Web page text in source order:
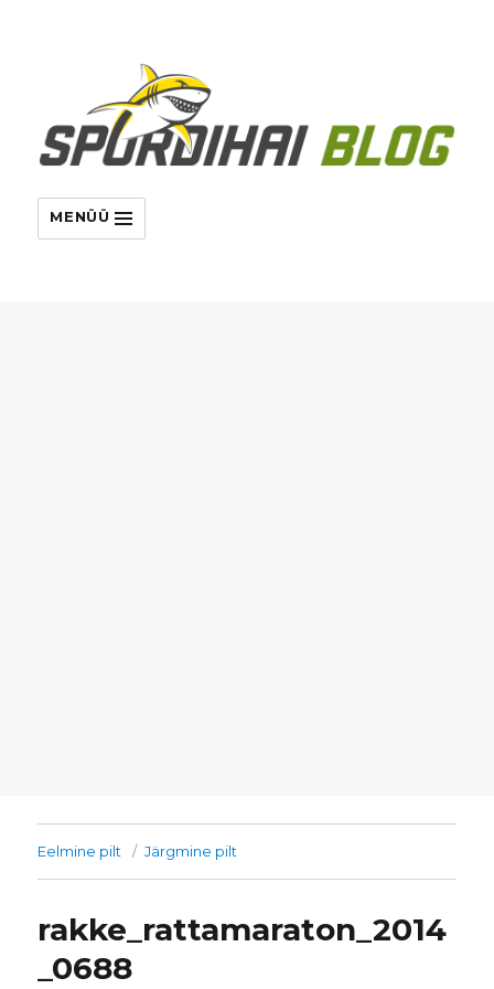
MENÜÜ
Eelmine pilt Järgmine pilt
rakke_rattamaraton_2014
_0688